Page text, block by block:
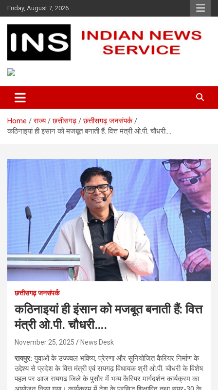
Skip
to
content
Friday, August 7, 2026
Indian News Service
Home राज्य छत्तीसगढ़
छत्तीसगढ़ जनसंपर्क
कठिनाइयां ही इंसान को मजबूत बनाती हैं: वित्त मंत्री ओ.पी. चौधरी….
छत्तीसगढ़ जनसंपर्क
कठिनाइयां ही इंसान को मजबूत बनाती हैं: वित्त
मंत्री ओ.पी. चौधरी….
November 25, 2025 News Desk
रायपुर:युवाओं के उज्ज्वल भविष्य, प्रेरणा और सुनियोजित कैरियर निर्माण के
उद्देश्य से प्रदेश के वित्त मंत्री एवं रायगढ़ विधायक श्री ओ.पी. चौधरी के विशेष
पहल पर आज रायगढ जिले के पुसौर में भव्य कैरियर मार्गदर्शन कार्यक्रम का